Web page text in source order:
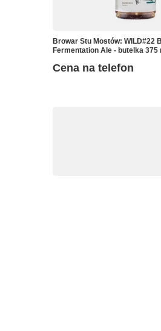
Browar Stu Mostów: WILD#22
Fermentation Ale - butelka 375
Cena na telefon